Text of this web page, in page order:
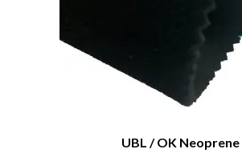
UBL / OK Neoprene